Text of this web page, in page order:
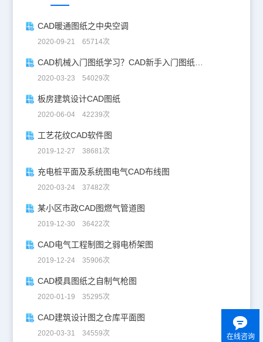
CAD暖通图纸之中央空调
2020-09-21 65714次
CAD机械入门图纸学习？CAD新手入门图纸练习
2020-03-23 54029次
板房建筑设计CAD图纸
2020-06-04 42239次
工艺花纹CAD软件图
2019-12-27 38681次
充电桩平面及系统图电气CAD布线图
2020-03-24 37482次
某小区市政CAD图燃气管道图
2019-12-30 36422次
CAD电气工程制图之弱电桥架图
2019-12-24 35906次
CAD模具图纸之自制气枪图
2020-01-19 35295次
CAD建筑设计图之仓库平面图
2020-03-31 34559次 在线咨询